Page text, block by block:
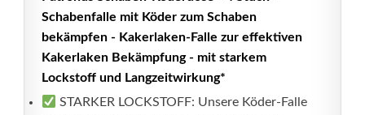
Schabenfalle mit Köder zum Schaben
bekämpfen - Kakerlaken-Falle zur effektiven
Kakerlaken Bekämpfung - mit starkem
Lockstoff und Langzeitwirkung*
STARKER LOCKSTOFF: Unsere Köder-Falle